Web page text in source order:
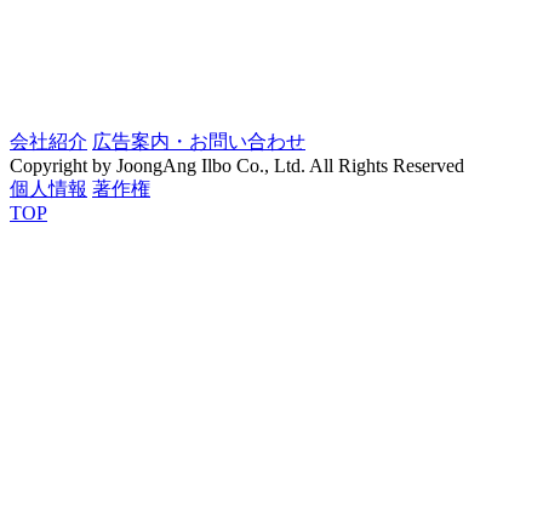
会社紹介 広告案内・お問い合わせ
Copyright by JoongAng Ilbo Co., Ltd. All Rights Reserved
個人情報 著作権
TOP